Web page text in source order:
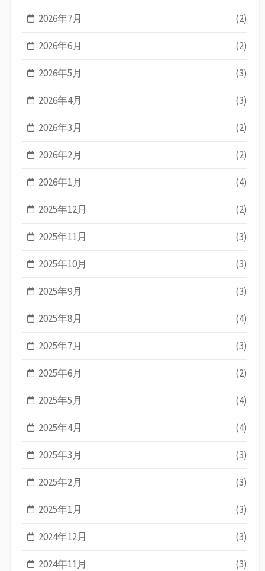
2026年7月 (2)
2026年6月 (2)
2026年5月 (3)
2026年4月 (3)
2026年3月 (2)
2026年2月 (2)
2026年1月 (4)
2025年12月 (2)
2025年11月 (3)
2025年10月 (3)
2025年9月 (3)
2025年8月 (4)
2025年7月 (3)
2025年6月 (2)
2025年5月 (4)
2025年4月 (4)
2025年3月 (3)
2025年2月 (3)
2025年1月 (3)
2024年12月 (3)
2024年11月 (3)